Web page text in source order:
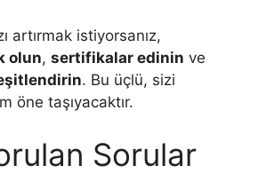
artırmak istiyorsanız,
olun, sertifikalar edinin ve
. Bu üçlü, sizi
öne taşıyacaktır.
Sorular